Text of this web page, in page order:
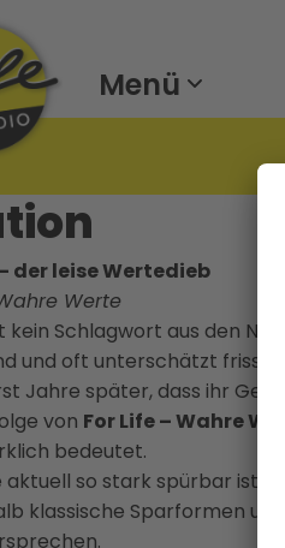
Menü
der leise Wertedieb
Werte
kein Schlagwort aus den
und oft unterschätzt frisst
Jahre später, dass ihr
von For Life – Wahre
bedeutet.
aktuell so stark spürbar ist.
klassische Sparformen